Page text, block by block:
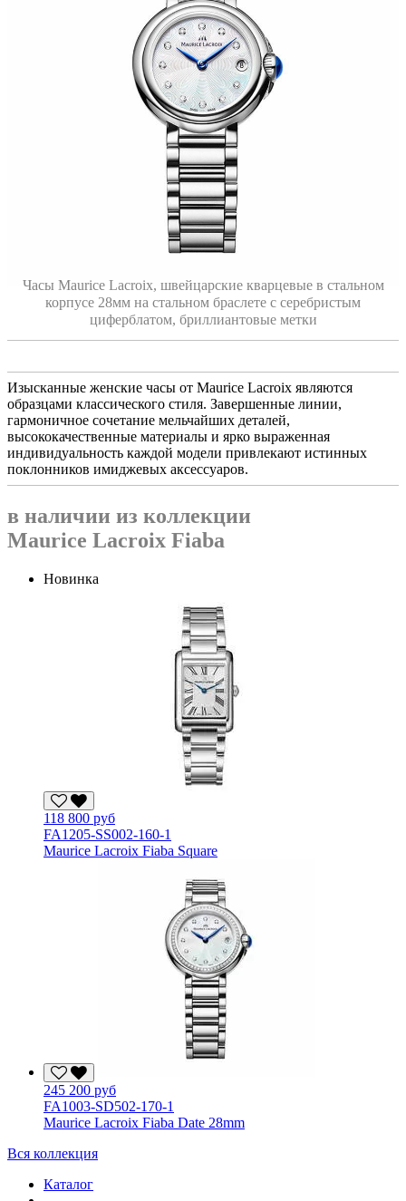
Часы Maurice Lacroix, швейцарские кварцевые в стальном
корпусе 28мм на стальном браслете с серебристым
циферблатом, бриллиантовые метки
Изысканные женские часы от Maurice Lacroix являются
образцами классического стиля. Завершенные линии,
гармоничное сочетание мельчайших деталей,
высококачественные материалы и ярко выраженная
индивидуальность каждой модели привлекают истинных
поклонников имиджевых аксессуаров.
в наличии из коллекции
Maurice Lacroix Fiaba
Новинка
118 800 руб
FA1205-SS002-160-1
Maurice Lacroix Fiaba Square
245 200 руб
FA1003-SD502-170-1
Maurice Lacroix Fiaba Date 28mm
Вся коллекция
Каталог